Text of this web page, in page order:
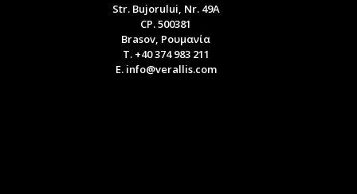
Str. Bujorului, Nr. 49A
CP. 500381
Brasov, Ρουμανία
T. +40 374 983 211
E. info@verallis.com